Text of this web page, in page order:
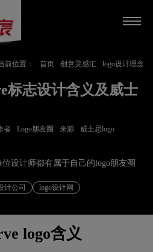
前位置： 首页 创意灵感汇
logo设计理念
标志设计含义及威士
者 Logo朋友圈 来源 威士忌logo
设计师都有属于自己的logo朋友圈
计公司 logo设计网
logo含义